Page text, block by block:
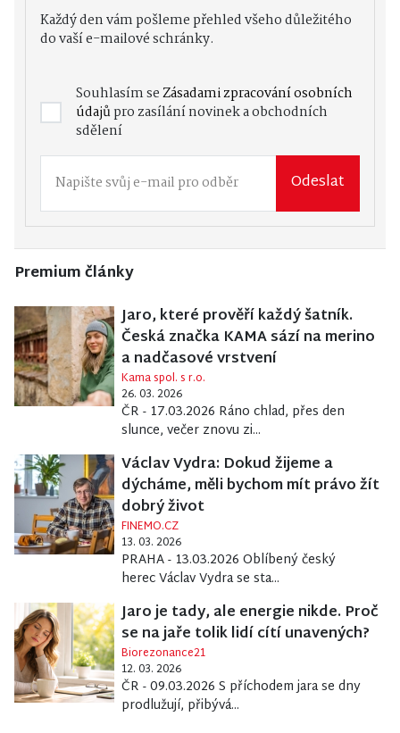
Každý den vám pošleme přehled všeho důležitého
do vaší e-mailové schránky.
Souhlasím seZásadami zpracování osobních
údajůpro zasílání novinek a obchodních
sdělení
Odeslat
Premium články
Jaro, které prověří každý šatník.
Česká značka KAMA sází na merino
a nadčasové vrstvení
Kama spol. s r.o.
26. 03. 2026
ČR - 17.03.2026 Ráno chlad, přes den
slunce, večer znovu zi...
Václav Vydra: Dokud žijeme a
dýcháme, měli bychom mít právo žít
dobrý život
FINEMO.CZ
13. 03. 2026
PRAHA - 13.03.2026 Oblíbený český
herec Václav Vydra se sta...
Jaro je tady, ale energie nikde. Proč
se na jaře tolik lidí cítí unavených?
Biorezonance21
12. 03. 2026
ČR - 09.03.2026 S příchodem jara se dny
prodlužují, přibývá...